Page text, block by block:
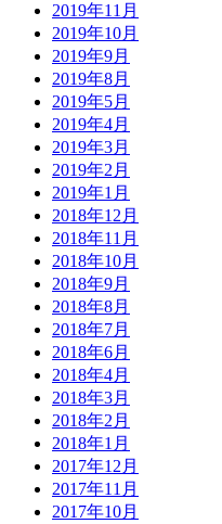
2019年11月
2019年10月
2019年9月
2019年8月
2019年5月
2019年4月
2019年3月
2019年2月
2019年1月
2018年12月
2018年11月
2018年10月
2018年9月
2018年8月
2018年7月
2018年6月
2018年4月
2018年3月
2018年2月
2018年1月
2017年12月
2017年11月
2017年10月